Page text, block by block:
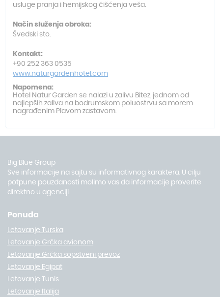
usluge pranja i hemijskog čišćenja veša.
Način služenja obroka:
Švedski sto.
Kontakt:
+90 252 363 0535
www.naturgardenhotel.com
Napomena:
Hotel Natur Garden se nalazi u zalivu Bitez, jednom od
najlepših zaliva na bodrumskom poluostrvu sa morem
nagrađenim Plavom zastavom.
Big Blue Group
Sve informacije na sajtu su informativnog karaktera. U cilju
potpune pouzdanosti molimo vas da informacije proverite
direktno u agenciji.
Ponuda
Letovanje Turska
Letovanje Grčka avionom
Letovanje Grčka sopstveni prevoz
Letovanje Egipat
Letovanje Tunis
Letovanje Italija